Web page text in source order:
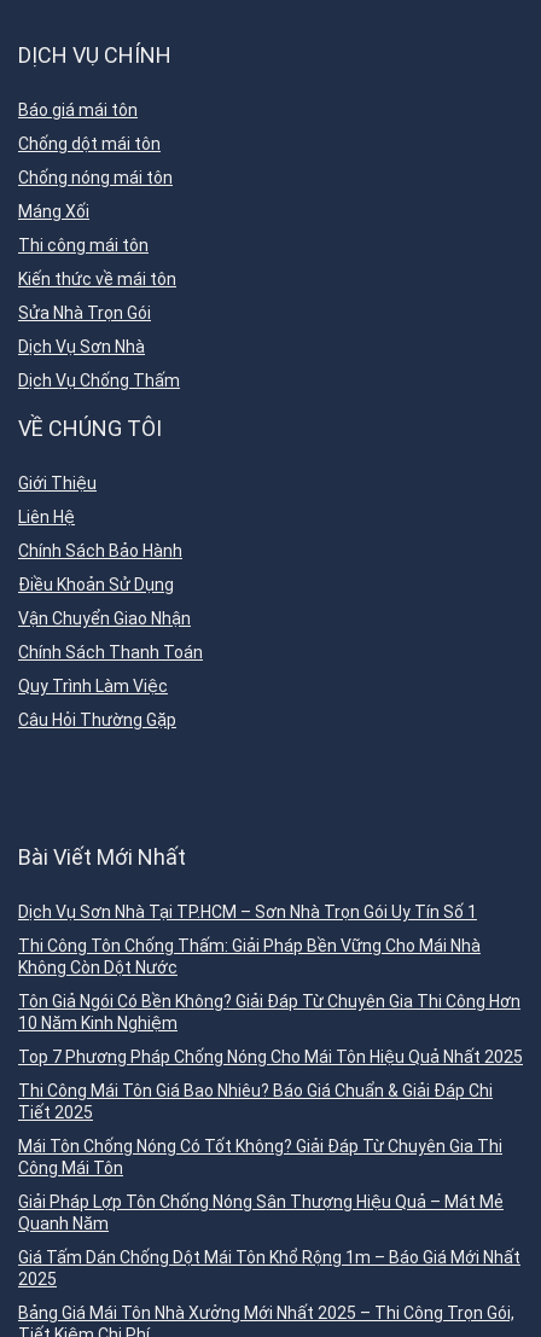
DỊCH VỤ CHÍNH
Báo giá mái tôn
Chống dột mái tôn
Chống nóng mái tôn
Máng Xối
Thi công mái tôn
Kiến thức về mái tôn
Sửa Nhà Trọn Gói
Dịch Vụ Sơn Nhà
Dịch Vụ Chống Thấm
VỀ CHÚNG TÔI
Giới Thiệu
Liên Hệ
Chính Sách Bảo Hành
Điều Khoản Sử Dụng
Vận Chuyển Giao Nhận
Chính Sách Thanh Toán
Quy Trình Làm Việc
Câu Hỏi Thường Gặp
Bài Viết Mới Nhất
Dịch Vụ Sơn Nhà Tại TP.HCM – Sơn Nhà Trọn Gói Uy Tín Số 1
Thi Công Tôn Chống Thấm: Giải Pháp Bền Vững Cho Mái Nhà
Không Còn Dột Nước
Tôn Giả Ngói Có Bền Không? Giải Đáp Từ Chuyên Gia Thi Công Hơn
10 Năm Kinh Nghiệm
Top 7 Phương Pháp Chống Nóng Cho Mái Tôn Hiệu Quả Nhất 2025
Thi Công Mái Tôn Giá Bao Nhiêu? Báo Giá Chuẩn & Giải Đáp Chi
Tiết 2025
Mái Tôn Chống Nóng Có Tốt Không? Giải Đáp Từ Chuyên Gia Thi
Công Mái Tôn
Giải Pháp Lợp Tôn Chống Nóng Sân Thượng Hiệu Quả – Mát Mẻ
Quanh Năm
Giá Tấm Dán Chống Dột Mái Tôn Khổ Rộng 1m – Báo Giá Mới Nhất
2025
Bảng Giá Mái Tôn Nhà Xưởng Mới Nhất 2025 – Thi Công Trọn Gói,